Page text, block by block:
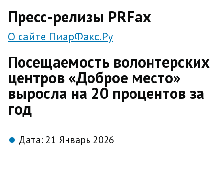
Пресс-релизы PRFax
О сайте ПиарФакс.Ру
Посещаемость волонтерских
центров «Доброе место»
выросла на 20 процентов за
год
Дата: 21 Январь 2026